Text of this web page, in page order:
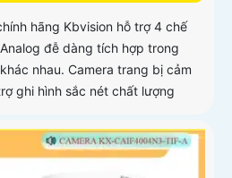
hãng Kbvision hỗ trợ 4 chế
đễ dàng tích hợp trong
nhau. Camera trang bị cảm
ghi hình sắc nét chất lượng